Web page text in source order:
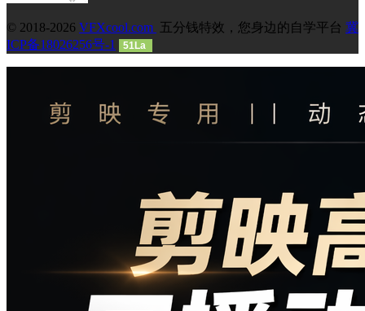
© 2018-2026 VFXcool.com 五分钱特效，您身边的自学平台 冀
ICP备18026256号-1
51La